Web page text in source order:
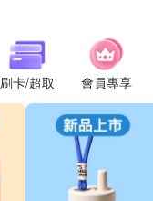
刷卡/超取 會員專享